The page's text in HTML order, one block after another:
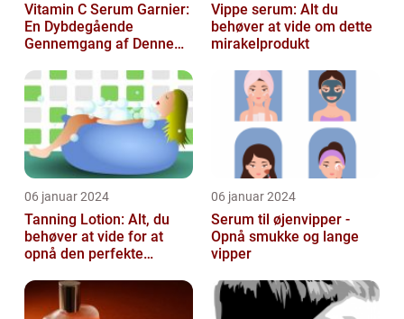
Vitamin C Serum Garnier:
En Dybdegående
Gennemgang af Denne
Kosmetikfavorit
Vippe serum: Alt du
behøver at vide om dette
mirakelprodukt
06 januar 2024
Tanning Lotion: Alt, du
behøver at vide for at
opnå den perfekte
06 januar 2024
Serum til øjenvipper -
Opnå smukke og lange
vipper